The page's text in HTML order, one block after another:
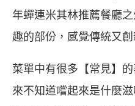
年蟬連米其林推薦餐廳
趣的部份，感覺傳統又創
菜單中有很多【常見】
來不知道嚐起來是什麼